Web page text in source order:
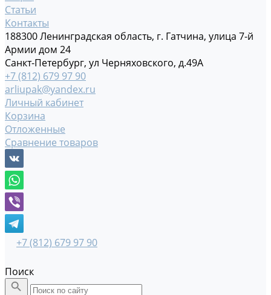
Статьи
Контакты
188300 Ленинградская область, г. Гатчина, улица 7-й
Армии дом 24
Санкт-Петербург, ул Черняховского, д.49А
+7 (812) 679 97 90
arliupak@yandex.ru
Личный кабинет
Корзина
Отложенные
Сравнение товаров
+7 (812) 679 97 90
Поиск